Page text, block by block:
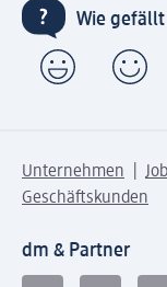
Wie gefällt
Unternehmen
Geschäftskunden
dm & Partner